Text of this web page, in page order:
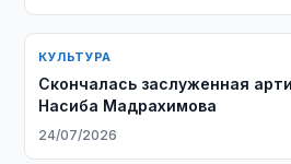
КУЛЬТУРА
Скончалась заслуженная
Насиба Мадрахимова
24/07/2026